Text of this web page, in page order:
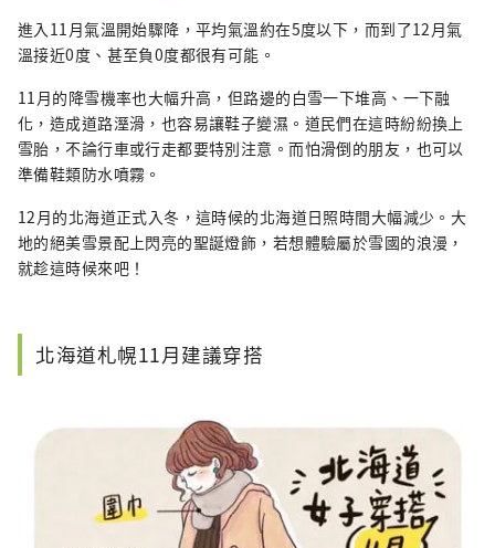
進入11月氣溫開始驟降，平均氣溫約在5度以下，而到了12月氣
溫接近0度、甚至負0度都很有可能。
11月的降雪機率也大幅升高，但路邊的白雪一下堆高、一下融
化，造成道路溼滑，也容易讓鞋子變濕。道民們在這時紛紛換上
雪胎，不論行車或行走都要特別注意。而怕滑倒的朋友，也可以
準備鞋類防水噴霧。
12月的北海道正式入冬，這時候的北海道日照時間大幅減少。大
地的絕美雪景配上閃亮的聖誕燈飾，若想體驗屬於雪國的浪漫，
就趁這時候來吧！
北海道札幌11月建議穿搭